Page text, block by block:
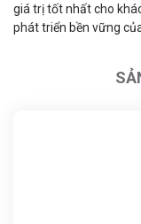
giá trị tốt nhất cho
phát triển bền vững